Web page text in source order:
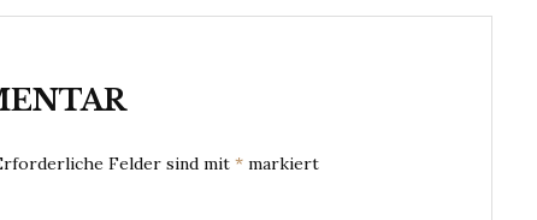
Felder sind mit * markiert